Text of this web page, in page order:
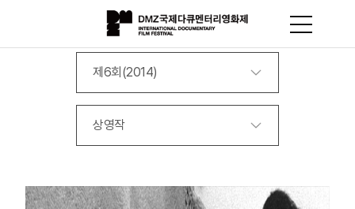
제6회(2014)
상영작